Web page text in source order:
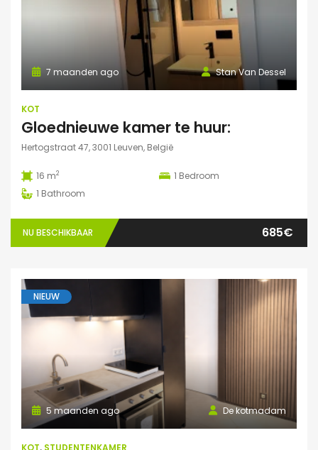
Stan Van Dessel
7 maanden ago
KOT
Gloednieuwe kamer te huur:
Hertogstraat 47, 3001 Leuven, België
16 m2 1 Bedroom
1 Bathroom
NU BESCHIKBAAR 685€
NIEUW
De kotmadam
5 maanden ago